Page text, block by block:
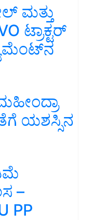
ಮತ್ತು
ಟ್ರಾಕ್ಟರ್
ಯಶಸ್ಸಿನ
–
PP